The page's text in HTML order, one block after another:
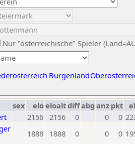
Nur "österreichische" Spieler
Burgenland
sex eloeloaltdiffabg anz pkt
2156 2156 0 0 0
1888 1888 0 0 0